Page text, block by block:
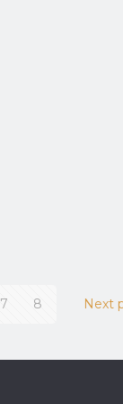
7 8 Next